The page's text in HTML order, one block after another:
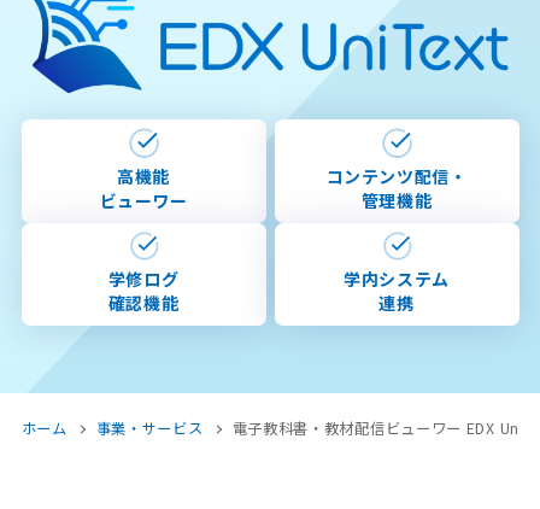
高機能
ビューワー
コンテンツ配信・
管理機能
学修ログ
確認機能
学内システム
連携
ホーム 事業・サービス 電子教科書・教材配信ビューワー EDX